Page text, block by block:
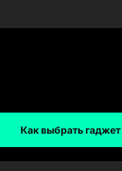
Как выбрать гаджет